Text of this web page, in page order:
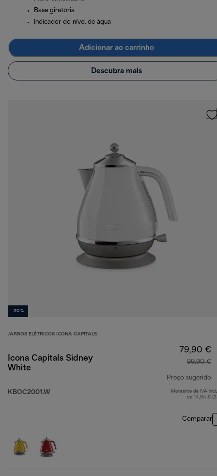
Base giratória
Indicador do nível de água
Adicionar ao carrinho
Descubra mais
-20%
JARROS ELÉTRICOS ICONA CAPITALS
Icona Capitals Sidney
White
KBOC2001.W
79,90 €
99,90 €
Preço sugerido
Montante de IVA
de 14,94 €
Comparar